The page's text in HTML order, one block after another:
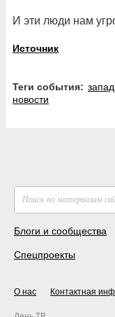
И эти люди нам
Источник
Теги события: запад
новости
Блоги и сообщества
Спецпроекты
О нас Контактная